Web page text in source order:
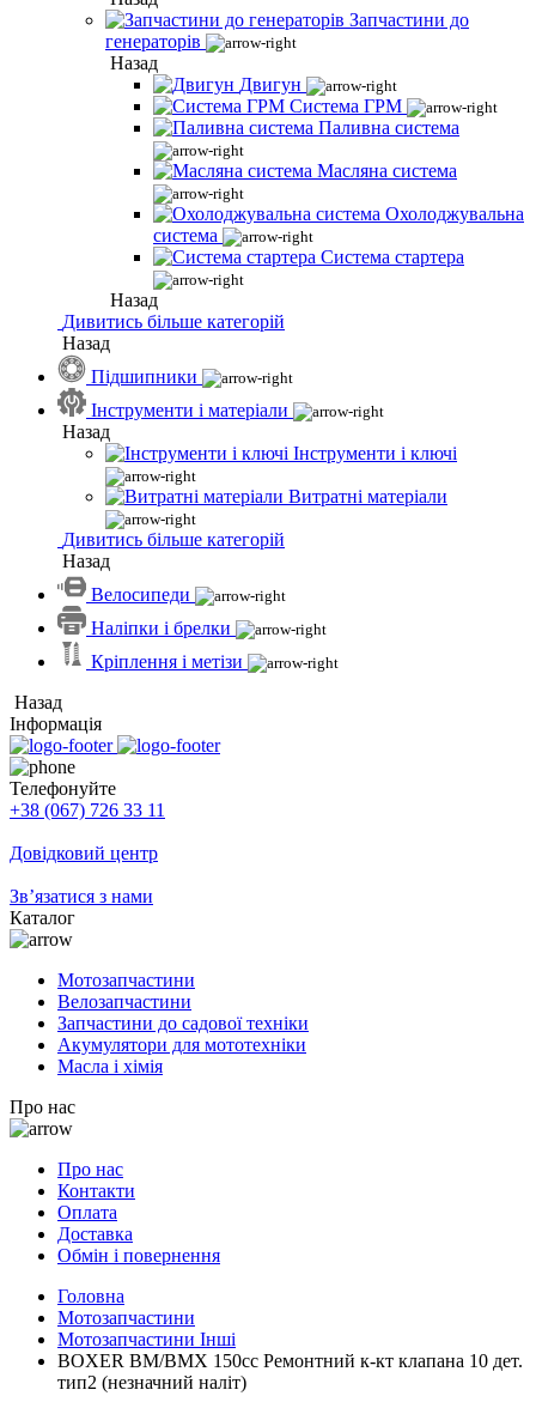
Запчастини до
генераторів
Назад
Двигун
Система ГРМ
Паливна система
Масляна система
Охолоджувальна
система
Система стартера
Назад
Дивитись більше категорій
Назад
Підшипники
Інструменти і матеріали
Назад
Інструменти і ключі
Витратні матеріали
Дивитись більше категорій
Назад
Велосипеди
Наліпки і брелки
Кріплення і метізи
Назад
Інформація
Телефонуйте
+38 (067) 726 33 11
Довідковий центр
Зв’язатися з нами
Каталог
Мотозапчастини
Велозапчастини
Запчастини до садової техніки
Акумулятори для мототехніки
Масла і хімія
Про нас
Про нас
Контакти
Оплата
Доставка
Обмін і повернення
Головна
Мотозапчастини
Мотозапчастини Інші
BOXER BM/ВМX 150cc Ремонтний к-кт клапана 10 дет.
тип2 (незначний наліт)